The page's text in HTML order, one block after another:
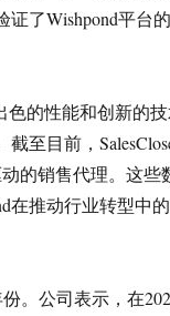
了Wishpond平台
色的性能和创新的
至目前，
的销售代理。这些
在推动行业转型中
。公司表示，在